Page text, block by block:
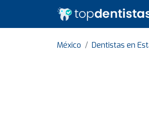
México Dentistas en